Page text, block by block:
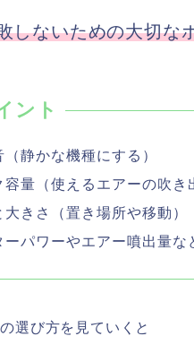
しないための大切な
（静かな機種にする）
容量（使えるエアーの吹き
大きさ（置き場所や移動）
ーパワーやエアー噴出量な
選び方を見ていくと